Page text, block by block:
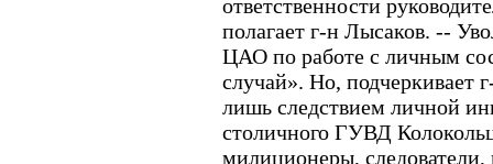
ответственности
полагает г-н Лысаков. --
ЦАО по работе с личным
случай». Но, подчеркивает
лишь следствием личной
столичного ГУВД
милиционеры,